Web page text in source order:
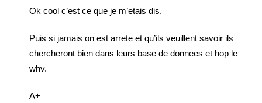
Ok cool c’est ce que je m’etais dis.
Puis si jamais on est arrete et qu’ils veuillent savoir ils
chercheront bien dans leurs base de donnees et hop le
whv.
A+